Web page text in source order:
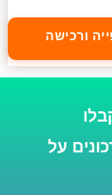
ורכישה
על